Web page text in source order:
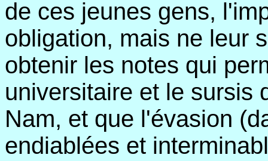
de ces jeunes gens,
obligation, mais ne leur
obtenir les notes qui
universitaire et le sursis
Nam, et que l'évasion
endiablées et